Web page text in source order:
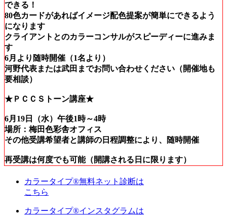
できる！
80色カードがあればイメージ配色提案が簡単にできるよう
になります
クライアントとのカラーコンサルがスピーディーに進みま
す
6月より随時開催（1名より）
河野代表または武田までお問い合わせください（開催地も
要相談）
★ＰＣＣＳトーン講座★
6月19日（水）午後1時～4時
場所：梅田色彩舎オフィス
その他受講希望者と講師の日程調整により、随時開催
再受講は何度でも可能（開講される日に限ります）
カラータイプ®無料ネット診断は
こちら
カラータイプ®インスタグラムは